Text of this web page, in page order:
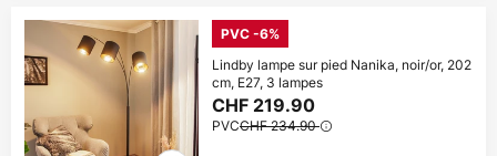
PVC -6%
Lindby lampe sur pied Nanika, noir/or, 202
cm, E27, 3 lampes
CHF 219.90
PVCCHF 234.90